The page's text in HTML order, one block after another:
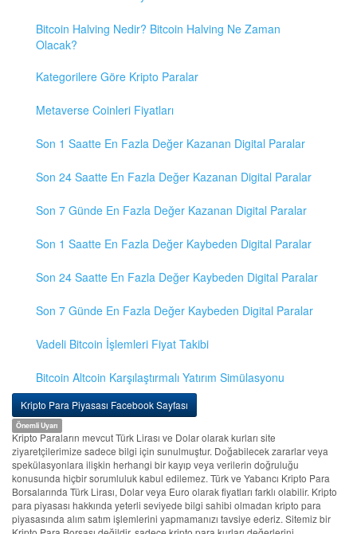
Bitcoin Halving Nedir? Bitcoin Halving Ne Zaman
Olacak?
Kategorilere Göre Kripto Paralar
Metaverse Coinleri Fiyatları
Son 1 Saatte En Fazla Değer Kazanan Digital Paralar
Son 24 Saatte En Fazla Değer Kazanan Digital Paralar
Son 7 Günde En Fazla Değer Kazanan Digital Paralar
Son 1 Saatte En Fazla Değer Kaybeden Digital Paralar
Son 24 Saatte En Fazla Değer Kaybeden Digital Paralar
Son 7 Günde En Fazla Değer Kaybeden Digital Paralar
Vadeli Bitcoin İşlemleri Fiyat Takibi
Bitcoin Altcoin Karşılaştırmalı Yatırım Simülasyonu
Kripto Para Piyasası Facebook Sayfası
Önemli Uyarı
Kripto Paraların mevcut Türk Lirası ve Dolar olarak kurları site
ziyaretçilerimize sadece bilgi için sunulmuştur. Doğabilecek zararlar veya
spekülasyonlara ilişkin herhangi bir kayıp veya verilerin doğruluğu
konusunda hiçbir sorumluluk kabul edilemez. Türk ve Yabancı Kripto Para
Borsalarında Türk Lirası, Dolar veya Euro olarak fiyatları farklı olabilir. Kripto
para piyasası hakkında yeterli seviyede bilgi sahibi olmadan kripto para
piyasasında alım satım işlemlerini yapmamanızı tavsiye ederiz. Sitemiz bir